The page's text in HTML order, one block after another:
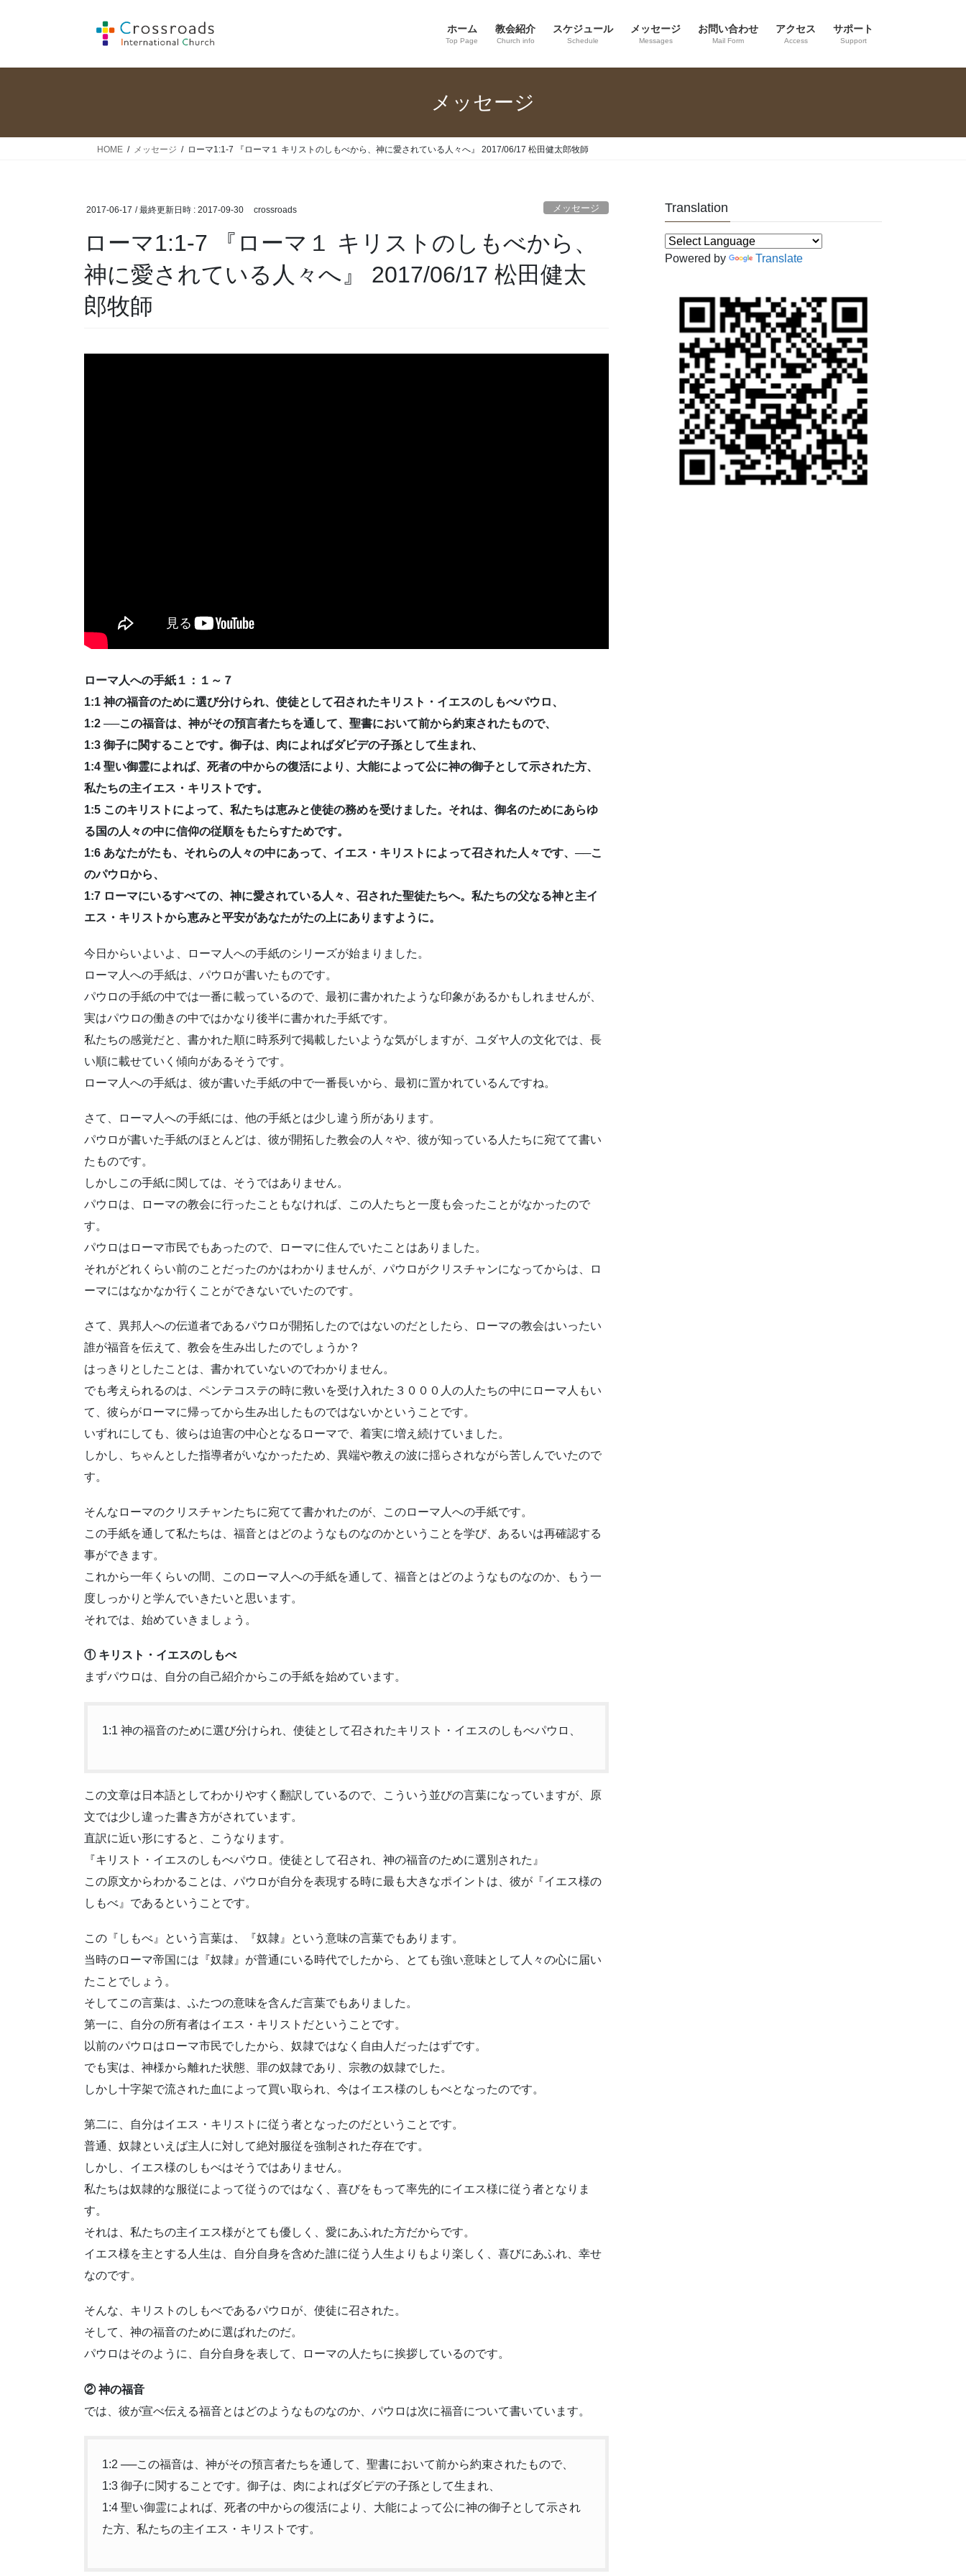
ホーム
Top Page
教会紹介
Church info
スケジュール
Schedule
メッセージ
Messages
お問い合わせ
Mail Form
アクセス
Access
サポート
Support
メッセージ
HOME メッセージ ローマ1:1-7 『ローマ１ キリストのしもべから、神に愛されている人々へ』 2017/06/17 松田健太郎牧師
2017-06-17 / 最終更新日時 : 2017-09-30 crossroads メッセージ
ローマ1:1-7 『ローマ１ キリストのしもべから、
神に愛されている人々へ』 2017/06/17 松田健太
郎牧師
ローマ人への手紙１：１～７
1:1 神の福音のために選び分けられ、使徒として召されたキリスト・イエスのしもべパウロ、
1:2 ──この福音は、神がその預言者たちを通して、聖書において前から約束されたもので、
1:3 御子に関することです。御子は、肉によればダビデの子孫として生まれ、
1:4 聖い御霊によれば、死者の中からの復活により、大能によって公に神の御子として示された方、
私たちの主イエス・キリストです。
1:5 このキリストによって、私たちは恵みと使徒の務めを受けました。それは、御名のためにあらゆ
る国の人々の中に信仰の従順をもたらすためです。
1:6 あなたがたも、それらの人々の中にあって、イエス・キリストによって召された人々です、──こ
のパウロから、
1:7 ローマにいるすべての、神に愛されている人々、召された聖徒たちへ。私たちの父なる神と主イ
エス・キリストから恵みと平安があなたがたの上にありますように。
今日からいよいよ、ローマ人への手紙のシリーズが始まりました。
ローマ人への手紙は、パウロが書いたものです。
パウロの手紙の中では一番に載っているので、最初に書かれたような印象があるかもしれませんが、
実はパウロの働きの中ではかなり後半に書かれた手紙です。
私たちの感覚だと、書かれた順に時系列で掲載したいような気がしますが、ユダヤ人の文化では、長
い順に載せていく傾向があるそうです。
ローマ人への手紙は、彼が書いた手紙の中で一番長いから、最初に置かれているんですね。
さて、ローマ人への手紙には、他の手紙とは少し違う所があります。
パウロが書いた手紙のほとんどは、彼が開拓した教会の人々や、彼が知っている人たちに宛てて書い
たものです。
しかしこの手紙に関しては、そうではありません。
パウロは、ローマの教会に行ったこともなければ、この人たちと一度も会ったことがなかったので
す。
パウロはローマ市民でもあったので、ローマに住んでいたことはありました。
それがどれくらい前のことだったのかはわかりませんが、パウロがクリスチャンになってからは、ロ
ーマにはなかなか行くことができないでいたのです。
さて、異邦人への伝道者であるパウロが開拓したのではないのだとしたら、ローマの教会はいったい
誰が福音を伝えて、教会を生み出したのでしょうか？
はっきりとしたことは、書かれていないのでわかりません。
でも考えられるのは、ペンテコステの時に救いを受け入れた３０００人の人たちの中にローマ人もい
て、彼らがローマに帰ってから生み出したものではないかということです。
いずれにしても、彼らは迫害の中心となるローマで、着実に増え続けていました。
しかし、ちゃんとした指導者がいなかったため、異端や教えの波に揺らされながら苦しんでいたので
す。
そんなローマのクリスチャンたちに宛てて書かれたのが、このローマ人への手紙です。
この手紙を通して私たちは、福音とはどのようなものなのかということを学び、あるいは再確認する
事ができます。
これから一年くらいの間、このローマ人への手紙を通して、福音とはどのようなものなのか、もう一
度しっかりと学んでいきたいと思います。
それでは、始めていきましょう。
① キリスト・イエスのしもべ
まずパウロは、自分の自己紹介からこの手紙を始めています。
1:1 神の福音のために選び分けられ、使徒として召されたキリスト・イエスのしもべパウロ、
この文章は日本語としてわかりやすく翻訳しているので、こういう並びの言葉になっていますが、原
文では少し違った書き方がされています。
直訳に近い形にすると、こうなります。
『キリスト・イエスのしもべパウロ。使徒として召され、神の福音のために選別された』
この原文からわかることは、パウロが自分を表現する時に最も大きなポイントは、彼が『イエス様の
しもべ』であるということです。
この『しもべ』という言葉は、『奴隷』という意味の言葉でもあります。
当時のローマ帝国には『奴隷』が普通にいる時代でしたから、とても強い意味として人々の心に届い
たことでしょう。
そしてこの言葉は、ふたつの意味を含んだ言葉でもありました。
第一に、自分の所有者はイエス・キリストだということです。
以前のパウロはローマ市民でしたから、奴隷ではなく自由人だったはずです。
でも実は、神様から離れた状態、罪の奴隷であり、宗教の奴隷でした。
しかし十字架で流された血によって買い取られ、今はイエス様のしもべとなったのです。
第二に、自分はイエス・キリストに従う者となったのだということです。
普通、奴隷といえば主人に対して絶対服従を強制された存在です。
しかし、イエス様のしもべはそうではありません。
私たちは奴隷的な服従によって従うのではなく、喜びをもって率先的にイエス様に従う者となりま
す。
それは、私たちの主イエス様がとても優しく、愛にあふれた方だからです。
イエス様を主とする人生は、自分自身を含めた誰に従う人生よりもより楽しく、喜びにあふれ、幸せ
なのです。
そんな、キリストのしもべであるパウロが、使徒に召された。
そして、神の福音のために選ばれたのだ。
パウロはそのように、自分自身を表して、ローマの人たちに挨拶しているのです。
② 神の福音
では、彼が宣べ伝える福音とはどのようなものなのか、パウロは次に福音について書いています。
1:2 ──この福音は、神がその預言者たちを通して、聖書において前から約束されたもので、
1:3 御子に関することです。御子は、肉によればダビデの子孫として生まれ、
1:4 聖い御霊によれば、死者の中からの復活により、大能によって公に神の御子として示され
た方、私たちの主イエス・キリストです。
Translation
Powered by Translate